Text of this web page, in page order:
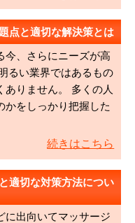
点と適切な解決策とは
今、さらにニーズが高
るい業界ではあるもの
りません。 多くの人
かをしっかり把握した
続きはこちら
適切な対策方法につい
に出向いてマッサージ